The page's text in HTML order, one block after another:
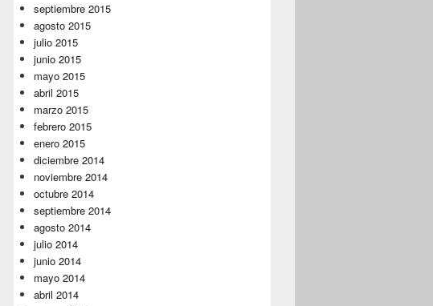
septiembre 2015
agosto 2015
julio 2015
junio 2015
mayo 2015
abril 2015
marzo 2015
febrero 2015
enero 2015
diciembre 2014
noviembre 2014
octubre 2014
septiembre 2014
agosto 2014
julio 2014
junio 2014
mayo 2014
abril 2014